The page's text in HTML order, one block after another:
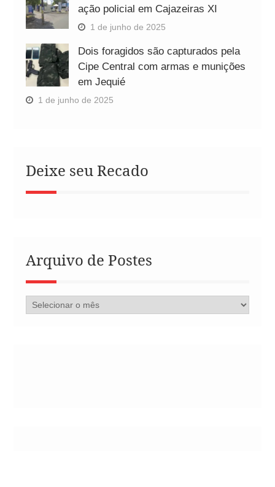
ação policial em Cajazeiras XI
1 de junho de 2025
Dois foragidos são capturados pela
Cipe Central com armas e munições
em Jequié
1 de junho de 2025
Deixe seu Recado
Arquivo de Postes
Arquivo
de